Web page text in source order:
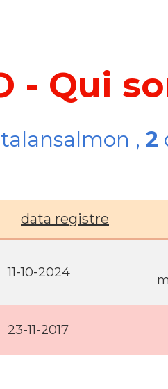
- Qui
, 2
data registre
11-10-2024
23-11-2017